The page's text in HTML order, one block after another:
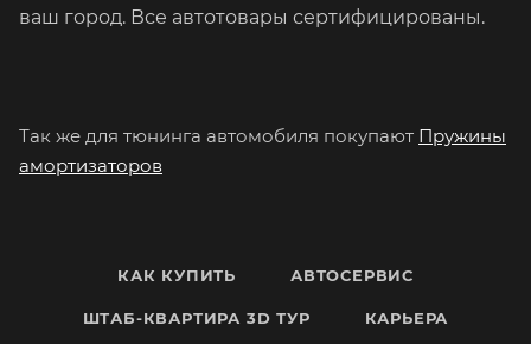
ваш город. Все автотовары сертифицированы.
Так же для тюнинга автомобиля покупают Пружины
амортизаторов
КАК КУПИТЬ АВТОСЕРВИС
ШТАБ-КВАРТИРА 3D ТУР КАРЬЕРА